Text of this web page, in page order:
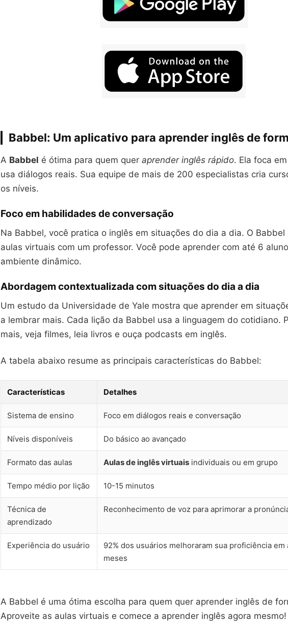
Babbel: Um aplicativo para aprender inglês de
A Babbel é ótima para quem quer aprender inglês rápido. Ela foca
usa diálogos reais. Sua equipe de mais de 200 especialistas cria
os níveis.
Foco em habilidades de conversação
Na Babbel, você pratica o inglês em situações do dia a dia. O Babbel
aulas virtuais com um professor. Você pode aprender com até 6
ambiente dinâmico.
Abordagem contextualizada com situações do dia a dia
Um estudo da Universidade de Yale mostra que aprender em
a lembrar mais. Cada lição da Babbel usa a linguagem do cotidiano.
mais, veja filmes, leia livros e ouça podcasts em inglês.
A tabela abaixo resume as principais características do Babbel:
Características Detalhes
Sistema de ensino Foco em diálogos reais e conversação
Níveis disponíveis Do básico ao avançado
Formato das aulas Aulas de inglês virtuais individuais ou em grupo
Tempo médio por lição 10-15 minutos
Técnica de
aprendizado
Reconhecimento de voz para aprimorar a
Experiência do usuário
92% dos usuários melhoraram sua proficiência em
meses
A Babbel é uma ótima escolha para quem quer aprender inglês de
Aproveite as aulas virtuais e comece a aprender inglês agora mesmo!